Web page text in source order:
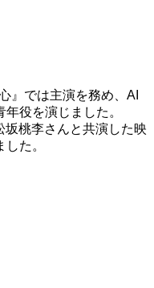
』では主演を務め、AI
役を演じました。
桃李さんと共演した映
た。